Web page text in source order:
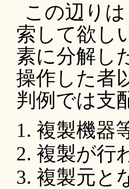
この辺り
索して欲し
素に分解し
操作した者
判例では支
複製機器
複製が行
複製元と